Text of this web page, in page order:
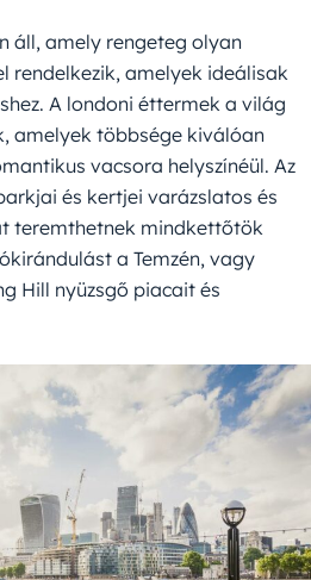
áll, amely rengeteg olyan
rendelkezik, amelyek ideálisak
A londoni éttermek a világ
amelyek többsége kiválóan
vacsora helyszínéül. Az
és kertjei varázslatos és
teremthetnek mindkettőtök
a Temzén, vagy
Hill nyüzsgő piacait és